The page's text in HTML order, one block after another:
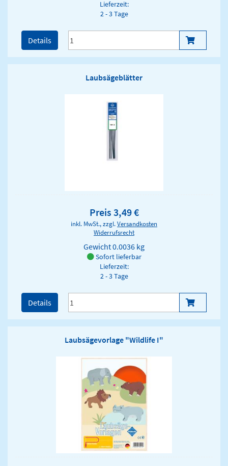
Lieferzeit:
2 - 3 Tage
Details
Laubsägeblätter
Preis 3,49 €
inkl. MwSt., zzgl.Versandkosten
Widerrufsrecht
Gewicht0.0036 kg
Sofort lieferbar
Lieferzeit:
2 - 3 Tage
Details
Laubsägevorlage "Wildlife I"